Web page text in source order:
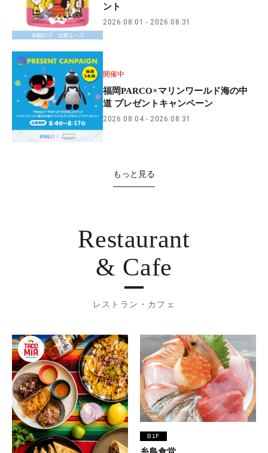
ント
2026.08.01 2026.08.31
開催中
福岡PARCO×マリンワールド海の中
道 プレゼントキャンペーン
2026.08.04 2026.08.31
もっと見る
Restaurant
& Cafe
レストラン・カフェ
B1F